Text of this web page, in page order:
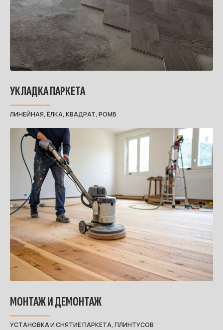
УКЛАДКА ПАРКЕТА
ЛИНЕЙНАЯ, ЁЛКА, КВАДРАТ, РОМБ
МОНТАЖ И ДЕМОНТАЖ
УСТАНОВКА И СНЯТИЕ ПАРКЕТА, ПЛИНТУСОВ